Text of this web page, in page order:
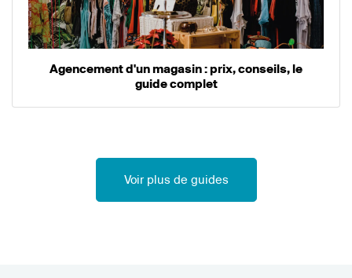
Agencement d'un magasin : prix, conseils, le
guide complet
Voir plus de guides